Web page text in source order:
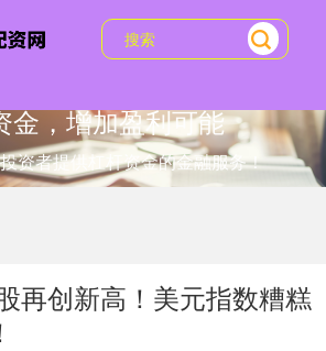
金，增加盈利可能
资者提供杠杆资金的金融服务！
再创新高！美元指数糟糕